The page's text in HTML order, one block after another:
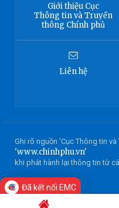
Giới thiệu Cục
Thông tinvà Truyền
thông Chính phủ
Liên hệ
Ghi rõ nguồn 'Cục Thông tin
'www.chinhphu.vn'
khi phát hành lại thông tin từ
Đã kết nối EMC